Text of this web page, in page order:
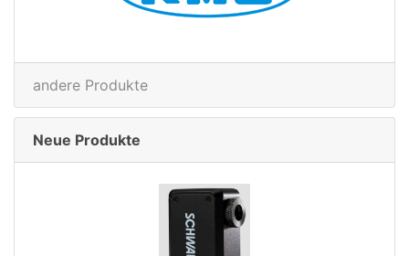
andere Produkte
Neue Produkte